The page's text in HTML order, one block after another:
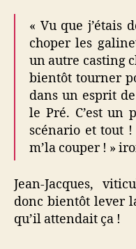
« Vu que j’étais
choper les
un autre casting
bientôt tourner
dans un esprit
le Pré. C’est un
scénario et tout
m’la couper ! »
Jean-Jacques,
donc bientôt lever
qu’il attendait ça !